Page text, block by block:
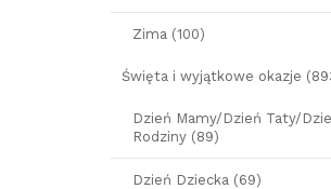
Zima (100)
Święta i wyjątkowe okazje
Dzień Mamy/Dzień Taty/
Rodziny (89)
Dzień Dziecka (69)